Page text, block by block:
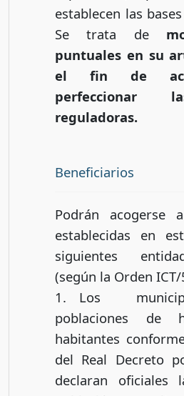
establecen las
Se trata de
puntuales en su
el fin de
perfeccionar
reguladoras.
Beneficiarios
Podrán acogerse
establecidas en
siguientes
(según la Orden
1. Los
poblaciones de
habitantes
del Real Decreto
declaran oficiales